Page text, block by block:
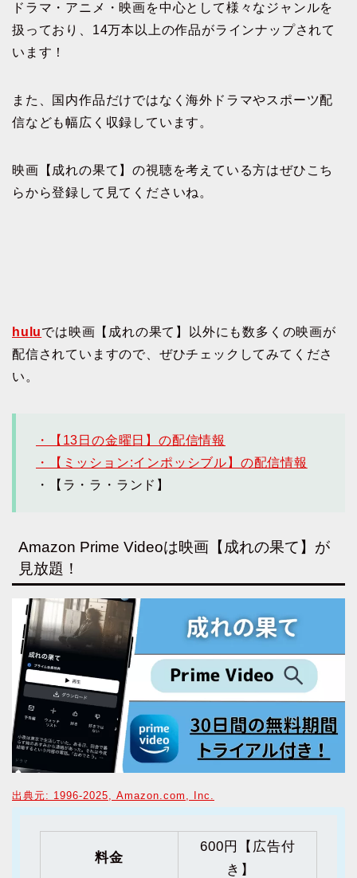
ドラマ・アニメ・映画を中心として様々なジャンルを
扱っており、14万本以上の作品がラインナップされて
います！
また、国内作品だけではなく海外ドラマやスポーツ配
信なども幅広く収録しています。
映画【成れの果て】の視聴を考えている方はぜひこち
らから登録して見てくださいね。
huluでは映画【成れの果て】以外にも数多くの映画が
配信されていますので、ぜひチェックしてみてくださ
い。
・【13日の金曜日】の配信情報
・【ミッション:インポッシブル】の配信情報
・【ラ・ラ・ランド】
Amazon Prime Videoは映画【成れの果て】が
見放題！
出典元: 1996-2025, Amazon.com, Inc.
料金
600円【広告付
き】